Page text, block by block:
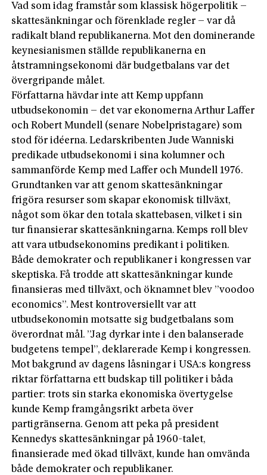
Vad som idag framstår som klassisk högerpolitik –
skattesänkningar och förenklade regler – var då
radikalt bland republikanerna. Mot den dominerande
keynesianismen ställde republikanerna en
åtstramningsekonomi där budgetbalans var det
övergripande målet.
Författarna hävdar inte att Kemp uppfann
utbudsekonomin – det var ekonomerna Arthur Laffer
och Robert Mundell (senare Nobelpristagare) som
stod för idéerna. Ledarskribenten Jude Wanniski
predikade utbudsekonomi i sina kolumner och
sammanförde Kemp med Laffer och Mundell 1976.
Grundtanken var att genom skattesänkningar
frigöra resurser som skapar ekonomisk tillväxt,
något som ökar den totala skattebasen, vilket i sin
tur finansierar skattesänkningarna. Kemps roll blev
att vara utbudsekonomins predikant i politiken.
Både demokrater och republikaner i kongressen var
skeptiska. Få trodde att skattesänkningar kunde
finansieras med tillväxt, och öknamnet blev ”voodoo
economics”. Mest kontroversiellt var att
utbudsekonomin motsatte sig budgetbalans som
överordnat mål. ”Jag dyrkar inte i den balanserade
budgetens tempel”, deklarerade Kemp i kongressen.
Mot bakgrund av dagens låsningar i USA:s kongress
riktar författarna ett budskap till politiker i båda
partier: trots sin starka ekonomiska övertygelse
kunde Kemp framgångsrikt arbeta över
partigränserna. Genom att peka på president
Kennedys skattesänkningar på 1960-talet,
finansierade med ökad tillväxt, kunde han omvända
både demokrater och republikaner.